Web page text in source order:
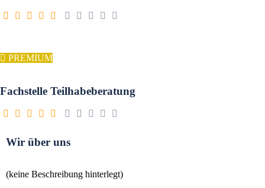
PREMIUM
Fachstelle Teilhabeberatung
Wir über uns
(keine Beschreibung hinterlegt)